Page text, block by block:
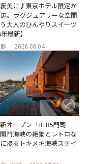
美に♪東京ホテル限定か
。ラグジュアリーな空間
大人のひんやりスイーツ
最新】
2026.08.04
オープン「BEB5門司
門海峡の絶景とレトロな
浸るトキメキ海峡ステイ